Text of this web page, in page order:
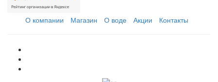
О компании Магазин О воде Акции Контакты